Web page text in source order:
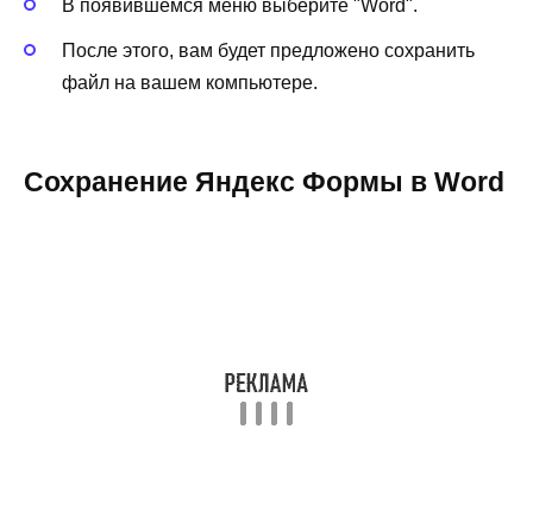
В появившемся меню выберите "Word".
После этого, вам будет предложено сохранить
файл на вашем компьютере.
Сохранение Яндекс Формы в Word